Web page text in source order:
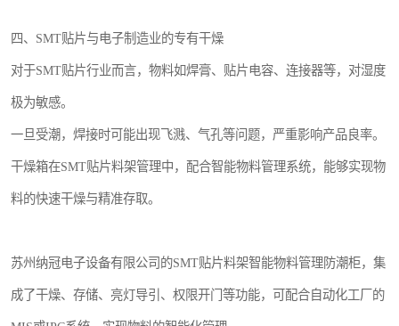
四、SMT贴片与电子制造业的专有干燥
对于SMT贴片行业而言，物料如焊膏、贴片电容、连接器等，对湿度
极为敏感。
一旦受潮，焊接时可能出现飞溅、气孔等问题，严重影响产品良率。
干燥箱在SMT贴片料架管理中，配合智能物料管理系统，能够实现物
料的快速干燥与精准存取。
苏州纳冠电子设备有限公司的SMT贴片料架智能物料管理防潮柜，集
成了干燥、存储、亮灯导引、权限开门等功能，可配合自动化工厂的